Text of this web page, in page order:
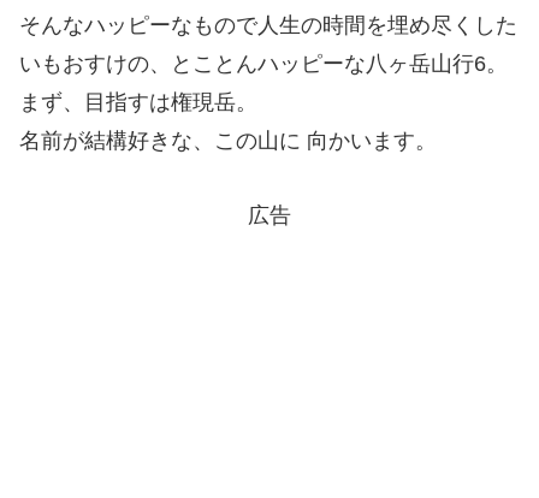
そんなハッピーなもので人生の時間を埋め尽くした
いもおすけの、とことんハッピーな八ヶ岳山行6。
まず、目指すは権現岳。
名前が結構好きな、この山に 向かいます。
広告